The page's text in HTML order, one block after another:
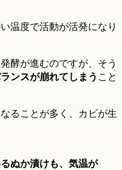
温度で活動が活発になり
酵が進むのですが、そう
ンスが崩れてしまう こと
ることが多く、カビが生
ぬか漬けも、気温が